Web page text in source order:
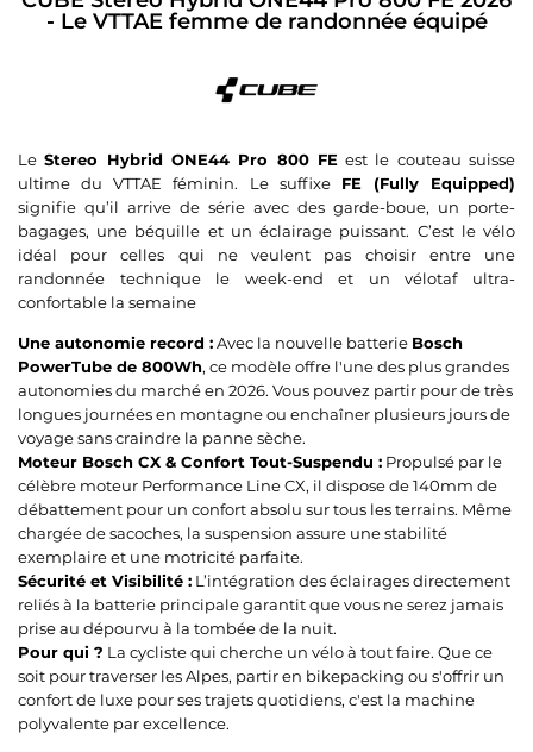
- Le VTTAE femme de randonnée équipé
LeStereo Hybrid ONE44 Pro 800 FE est le couteau suisse
ultime du VTTAE féminin. Le suffixe FE (Fully Equipped)
signifie qu’il arrive de série avec des garde-boue, un porte-
bagages, une béquille et un éclairage puissant. C’est le vélo
idéal pour celles qui ne veulent pas choisir entre une
randonnée technique le week-end et un vélotaf ultra-
confortable la semaine
Une autonomie record :Avec la nouvelle batterie Bosch
PowerTube de 800Wh, ce modèle offre l'une des plus grandes
autonomies du marché en 2026. Vous pouvez partir pour de très
longues journées en montagne ou enchaîner plusieurs jours de
voyage sans craindre la panne sèche.
Moteur Bosch CX & Confort Tout-Suspendu : Propulsé par le
célèbre moteur Performance Line CX, il dispose de 140mm de
débattement pour un confort absolu sur tous les terrains. Même
chargée de sacoches, la suspension assure une stabilité
exemplaire et une motricité parfaite.
Sécurité et Visibilité : L’intégration des éclairages directement
reliés à la batterie principale garantit que vous ne serez jamais
prise au dépourvu à la tombée de la nuit.
Pour qui ? La cycliste qui cherche un vélo à tout faire. Que ce
soit pour traverser les Alpes, partir en bikepacking ou s'offrir un
confort de luxe pour ses trajets quotidiens, c'est la machine
polyvalente par excellence.